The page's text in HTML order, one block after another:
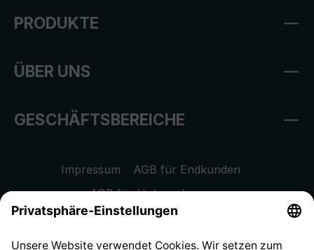
PRODUKTE
ÜBER UNS
GESCHÄFTSBEREICHE
Impressum
AGB für Endkunden
AGB für Unternehmen
Datenschutzhinweis
Widerrufsrecht